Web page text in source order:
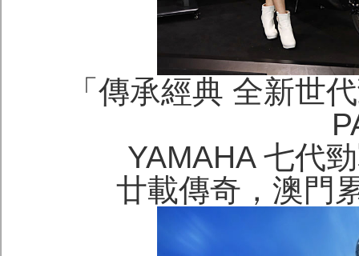
「傳承經典 全新世
YAMAHA 七代
廿載傳奇，澳門